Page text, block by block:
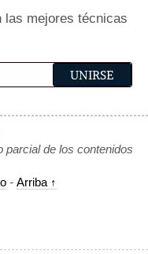
las mejores técnicas
parcial de los contenidos
- Arriba ↑